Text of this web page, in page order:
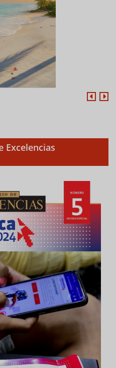
Excelencias